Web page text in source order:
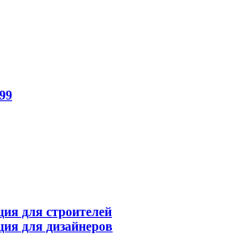
для строителей
для дизайнеров